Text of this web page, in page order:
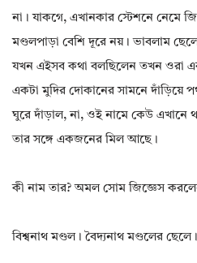
না। যাকগে, এখানকার স্টেশনে নেমে
মণ্ডলপাড়া বেশি দূরে নয়। ভাবলাম
যখন এইসব কথা বলছিলেন তখন ওরা
একটা মুদির দোকানের সামনে দাঁড়িয়ে
ঘুরে দাঁড়াল, না, ওই নামে কেউ এখানে
তার সঙ্গে একজনের মিল আছে।
কী নাম তার? অমল সোম জিজ্ঞেস
বিশ্বনাথ মণ্ডল। বৈদ্যনাথ মণ্ডলের ছেলে।